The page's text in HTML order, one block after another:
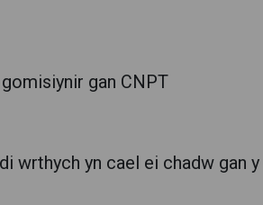
gan CNPT
wrthych yn cael ei chadw gan